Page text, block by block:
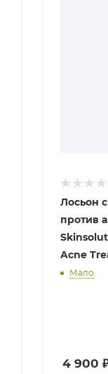
Лосьон
против
Acne
Мало
4 900